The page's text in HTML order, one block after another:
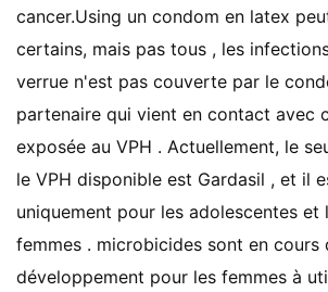
cancer.Using un condom en latex
certains, mais pas tous , les
verrue n'est pas couverte par le
partenaire qui vient en contact avec
exposée au VPH . Actuellement, le
le VPH disponible est Gardasil , et il
uniquement pour les adolescentes et
femmes . microbicides sont en cours
développement pour les femmes à